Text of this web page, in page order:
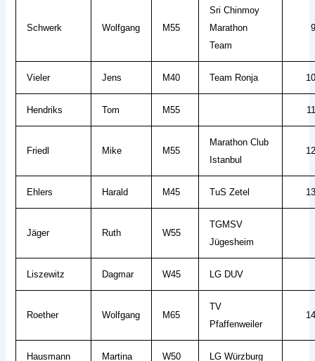
Schwerk Wolfgang M55
Sri Chinmoy
Marathon
Team
9
Vieler Jens M40 Team Ronja 10
Hendriks Tom M55 11
Friedl Mike M55
Marathon Club
Istanbul
12
Ehlers Harald M45 TuS Zetel 13
Jäger Ruth W55
TGMSV
Jügesheim
Liszewitz Dagmar W45 LG DUV
Roether Wolfgang M65
TV
Pfaffenweiler
14
Hausmann Martina W50 LG Würzburg